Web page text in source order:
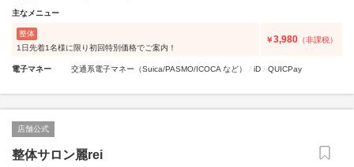
主なメニュー
整体
1日先着1名様に限り初回特別価格でご案内！
￥3,980 （非課税）
電子マネー 交通系電子マネー（Suica/PASMO/ICOCA など） iD QUICPay
店舗公式
整体サロン麗rei